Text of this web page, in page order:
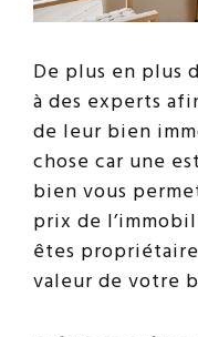
De plus en plus
à des experts
de leur bien
chose car une
bien vous
prix de
êtes
valeur de votre